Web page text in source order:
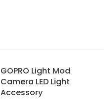
GOPRO Light Mod
Camera LED Light
Accessory